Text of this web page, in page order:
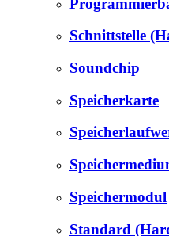
Schnittstelle
Soundchip
Speicherkarte
Speichermodul
Standard